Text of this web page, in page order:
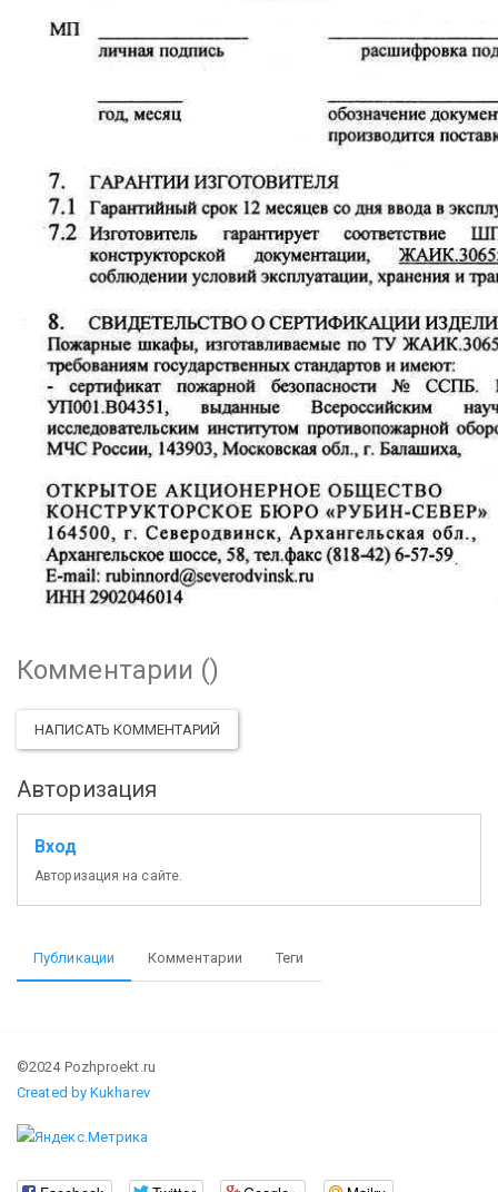
Комментарии ()
НАПИСАТЬ КОММЕНТАРИЙ
Авторизация
Вход
Авторизация на сайте.
Публикации Комментарии Теги
©2024 Pozhproekt.ru
Created by Kukharev